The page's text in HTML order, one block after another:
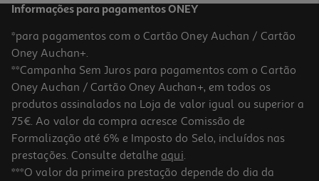
Informações para pagamentos ONEY
*para pagamentos com o Cartão Oney Auchan / Cartão
Oney Auchan+.
**Campanha Sem Juros para pagamentos com o Cartão
Oney Auchan / Cartão Oney Auchan+, em todos os
produtos assinalados na Loja de valor igual ou superior a
75€. Ao valor da compra acresce Comissão de
Formalização até 6% e Imposto do Selo, incluídos nas
prestações. Consulte detalhe aqui.
***O valor da primeira prestação depende do dia da